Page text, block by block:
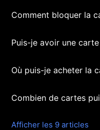
Comment bloquer la
Puis-je avoir une
Où puis-je acheter la
Combien de cartes
Afficher les 9 articles